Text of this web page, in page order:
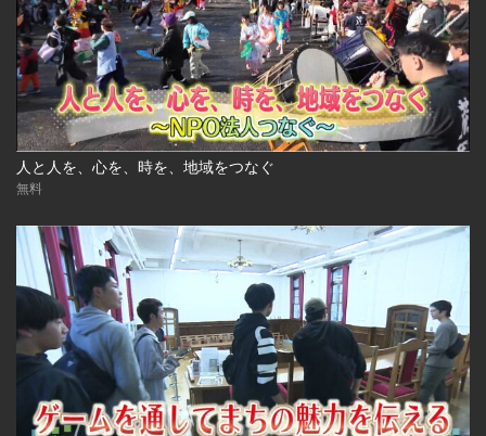
人と人を、心を、時を、地域をつなぐ
無料